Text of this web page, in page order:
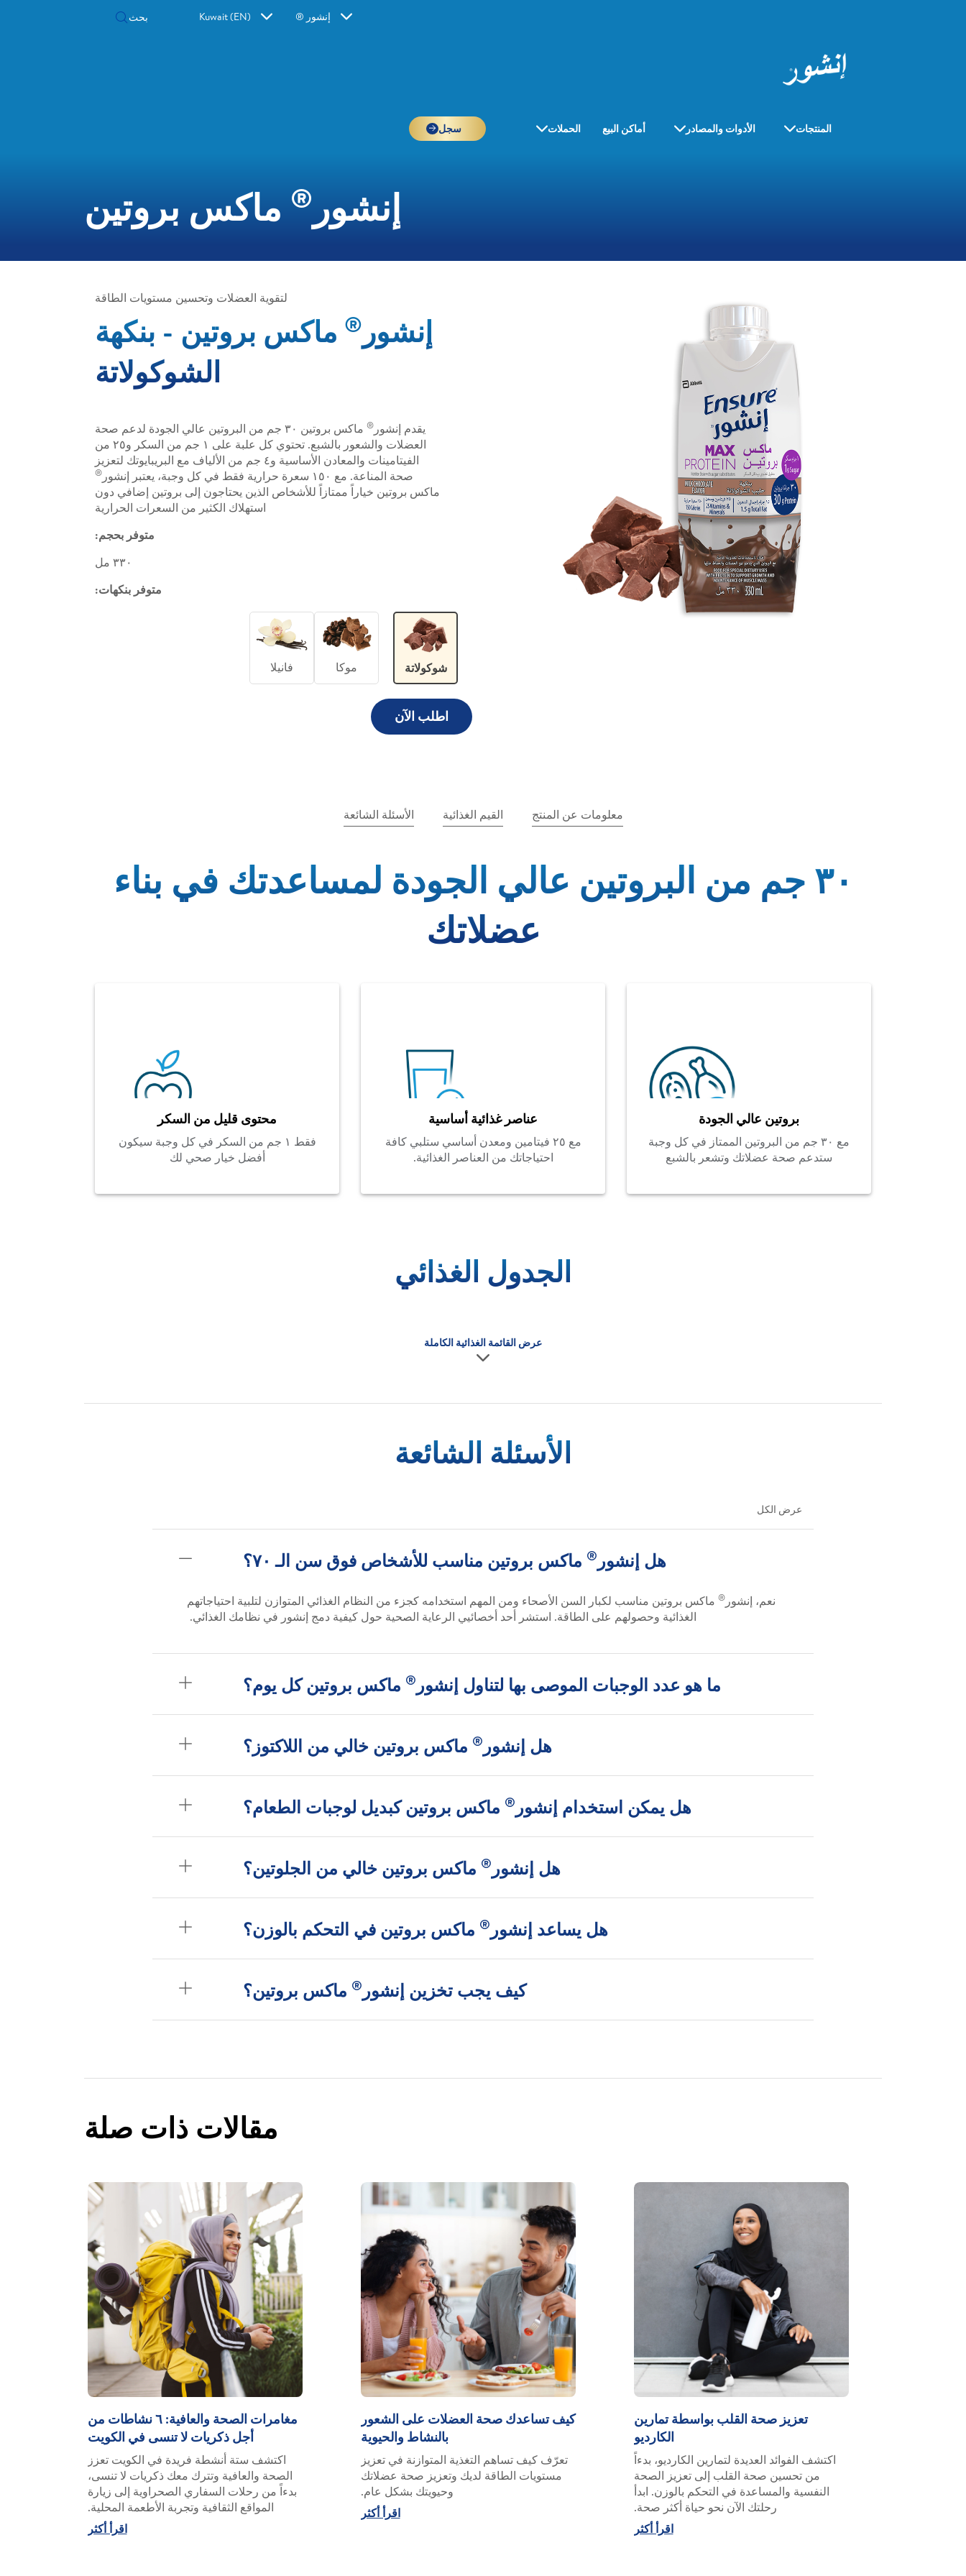
إنشور ® Kuwait (EN)
المنتجات الأدوات والمصادر أماكن البيع الحملات سجل
إنشور ® ماكس بروتين
لتقوية العضلات وتحسين مستويات الطاقة
إنشور ® ماكس بروتين - بنكهة
الشوكولاتة
يقدم إنشور ®
ماكس بروتين ٣٠ جم من البروتين عالي الجودة لدعم صحة
العضلات والشعور بالشبع. تحتوي كل علبة على ١ جم من السكر و٢٥ من
الفيتامينات والمعادن الأساسية و٤ جم من الألياف مع البريبايوتك لتعزيز
صحة المناعة. مع ١٥٠ سعرة حرارية فقط في كل وجبة، يعتبر إنشور
®
ماكس بروتين خياراً ممتازاً للأشخاص الذين يحتاجون إلى بروتين إضافي دون
استهلاك الكثير من السعرات الحرارية
متوفر بحجم:
٣٣٠ مل
متوفر بنكهات:
شوكولاتة موكا فانيلا
اطلب الآن
معلومات عن المنتج القيم الغذائية الأسئلة الشائعة
٣٠ جم من البروتين عالي الجودة لمساعدتك في بناء
عضلاتك
بروتين عالي الجودة
مع ٣٠ جم من البروتين الممتاز في كل وجبة
ستدعم صحة عضلاتك وتشعر بالشبع
عناصر غذائية أساسية
مع ٢٥ فيتامين ومعدن أساسي ستلبي كافة
احتياجاتك من العناصر الغذائية.
محتوى قليل من السكر
فقط ١ جم من السكر في كل وجبة سيكون
أفضل خيار صحي لك
الجدول الغذائي
عرض القائمة الغذائية الكاملة
الأسئلة الشائعة
عرض الكل
هل إنشور ® ماكس بروتين مناسب للأشخاص فوق سن الـ ٧٠؟
نعم، إنشور ® ماكس بروتين مناسب لكبار السن الأصحاء ومن المهم استخدامه كجزء من النظام الغذائي المتوازن لتلبية احتياجاتهم
الغذائية وحصولهم على الطاقة. استشر أحد أخصائيي الرعاية الصحية حول كيفية دمج إنشور في نظامك الغذائي.
ما هو عدد الوجبات الموصى بها لتناول إنشور ® ماكس بروتين كل يوم؟
هل إنشور ® ماكس بروتين خالي من اللاكتوز؟
هل يمكن استخدام إنشور ® ماكس بروتين كبديل لوجبات الطعام؟
هل إنشور ® ماكس بروتين خالي من الجلوتين؟
هل يساعد إنشور ® ماكس بروتين في التحكم بالوزن؟
كيف يجب تخزين إنشور ® ماكس بروتين؟
مقالات ذات صلة
تعزيز صحة القلب بواسطة تمارين
الكارديو
اكتشف الفوائد العديدة لتمارين الكارديو، بدءاً
من تحسين صحة القلب إلى تعزيز الصحة
النفسية والمساعدة في التحكم بالوزن. ابدأ
رحلتك الآن نحو حياة أكثر صحة.
اقرأ أكثر
كيف تساعدك صحة العضلات على الشعور
بالنشاط والحيوية
تعرّف كيف تساهم التغذية المتوازنة في تعزيز
مستويات الطاقة لديك وتعزيز صحة عضلاتك
وحيويتك بشكل عام.
اقرأ أكثر
مغامرات الصحة والعافية: ٦ نشاطات من
أجل ذكريات لا تنسى في الكويت
اكتشف ستة أنشطة فريدة في الكويت تعزز
الصحة والعافية وتترك معك ذكريات لا تنسى،
بدءاً من رحلات السفاري الصحراوية إلى زيارة
المواقع الثقافية وتجربة الأطعمة المحلية.
اقرأ أكثر